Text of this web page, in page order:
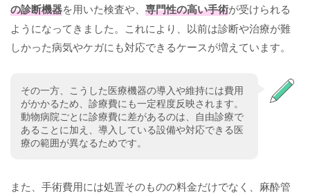
の診断機器を用いた検査や、 専門性の高い手術が受けられる
ようになってきました。これにより、以前は診断や治療が難
しかった病気やケガにも対応できるケースが増えています。
その一方、こうした医療機器の導入や維持には費用
がかかるため、診療費にも一定程度反映されます。
動物病院ごとに診療費に差があるのは、自由診療で
あることに加え、導入している設備や対応できる医
療の範囲が異なるためです。
また、手術費用には処置そのものの料金だけでなく、麻酔管